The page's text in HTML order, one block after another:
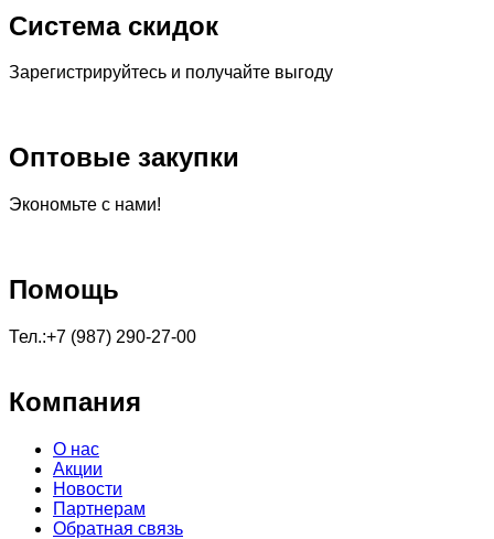
Система скидок
Зарегистрируйтесь и получайте выгоду
Оптовые закупки
Экономьте с нами!
Помощь
Тел.:+7 (987) 290-27-00
Компания
О нас
Акции
Новости
Партнерам
Обратная связь